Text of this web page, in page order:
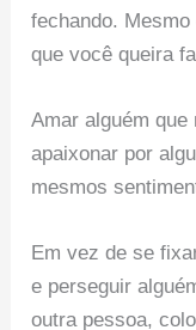
fechando.
que você queira
Amar alguém
apaixonar por
mesmos
Em vez de se
e perseguir
outra pessoa,